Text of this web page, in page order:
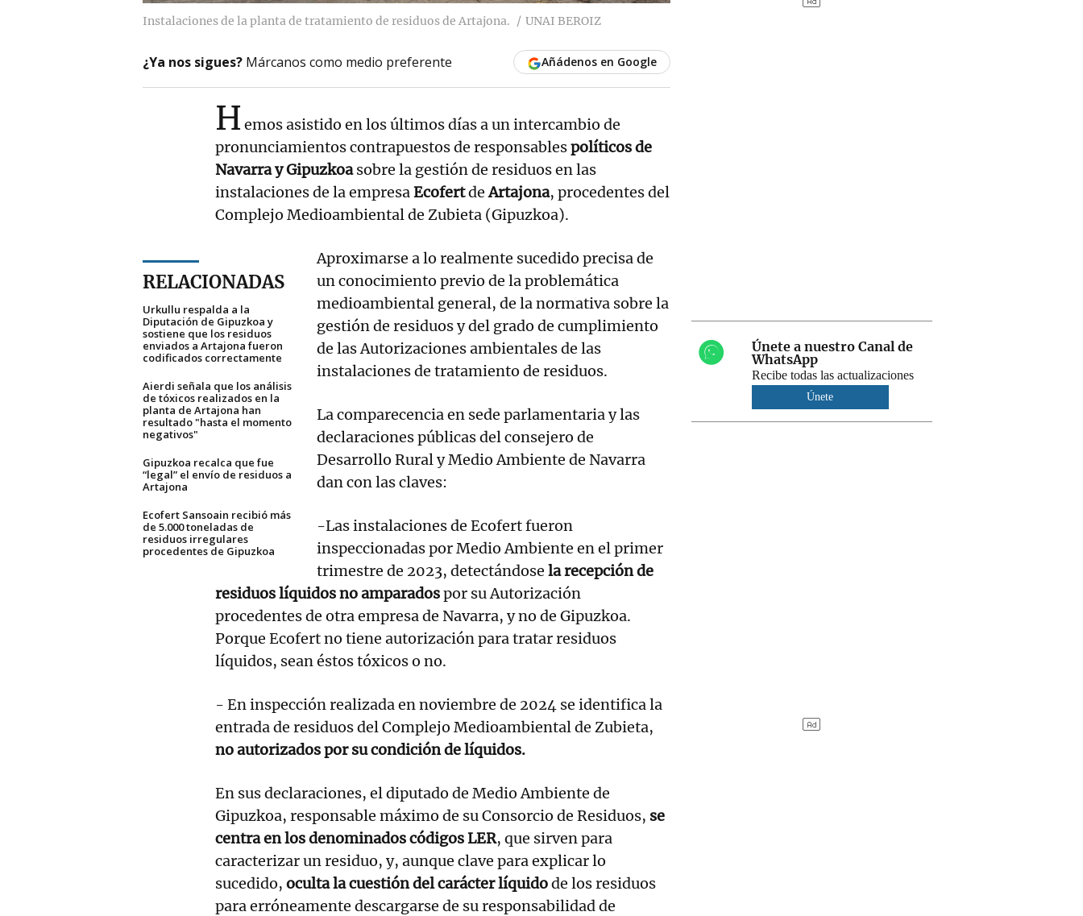
Instalaciones de la planta de tratamiento de residuos de Artajona. UNAI BEROIZ
¿Ya nos sigues? Márcanos como medio preferente Añádenos en Google
H emos asistido en los últimos días a un intercambio de
pronunciamientos contrapuestos de responsablespolíticos de
Navarra y Gipuzkoasobre la gestión de residuos en las
instalaciones de la empresaEcofertdeArtajona, procedentes del
Complejo Medioambiental de Zubieta (Gipuzkoa).
RELACIONADAS
Urkullu respalda a la
Diputación de Gipuzkoa y
sostiene que los residuos
enviados a Artajona fueron
codificados correctamente
Aierdi señala que los análisis
de tóxicos realizados en la
planta de Artajona han
resultado "hasta el momento
negativos"
Gipuzkoa recalca que fue
“legal” el envío de residuos a
Artajona
Ecofert Sansoain recibió más
de 5.000 toneladas de
residuos irregulares
procedentes de Gipuzkoa
Aproximarse a lo realmente sucedido precisa de
un conocimiento previo de la problemática
medioambiental general, de la normativa sobre la
gestión de residuos y del grado de cumplimiento
de las Autorizaciones ambientales de las
instalaciones de tratamiento de residuos.
La comparecencia en sede parlamentaria y las
declaraciones públicas del consejero de
Desarrollo Rural y Medio Ambiente de Navarra
dan con las claves:
-Las instalaciones de Ecofert fueron
inspeccionadas por Medio Ambiente en el primer
trimestre de 2023, detectándosela recepción de
residuos líquidos no amparadospor su Autorización
procedentes de otra empresa de Navarra, y no de Gipuzkoa.
Porque Ecofert no tiene autorización para tratar residuos
líquidos, sean éstos tóxicos o no.
- En inspección realizada en noviembre de 2024 se identifica la
entrada de residuos del Complejo Medioambiental de Zubieta,
no autorizados por su condición de líquidos.
En sus declaraciones, el diputado de Medio Ambiente de
Gipuzkoa, responsable máximo de su Consorcio de Residuos, se
centra en los denominados códigos LER, que sirven para
caracterizar un residuo, y, aunque clave para explicar lo
sucedido, oculta la cuestión del carácter líquidode los residuos
para erróneamente descargarse de su responsabilidad de
Únete a nuestro Canal de
WhatsApp
Recibe todas las actualizaciones
Únete